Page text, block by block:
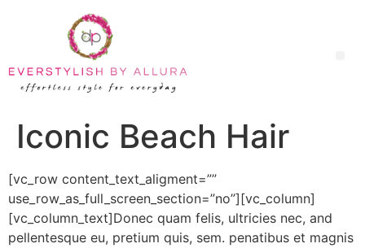
Iconic Beach Hair
[vc_row content_text_aligment=””
use_row_as_full_screen_section=”no”][vc_column]
[vc_column_text]Donec quam felis, ultricies nec, and
pellentesque eu, pretium quis, sem. penatibus et magnis